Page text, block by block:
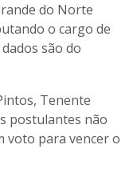
do Norte
o cargo de
são do
Tenente
postulantes não
voto para vencer o